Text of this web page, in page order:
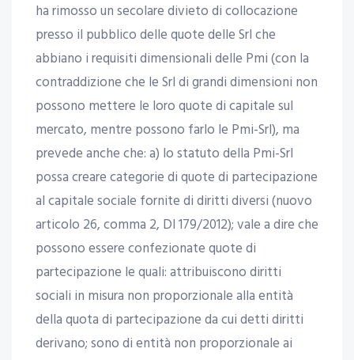
ha rimosso un secolare divieto di collocazione
presso il pubblico delle quote delle Srl che
abbiano i requisiti dimensionali delle Pmi (con la
contraddizione che le Srl di grandi dimensioni non
possono mettere le loro quote di capitale sul
mercato, mentre possono farlo le Pmi-Srl), ma
prevede anche che: a) lo statuto della Pmi-Srl
possa creare categorie di quote di partecipazione
al capitale sociale fornite di diritti diversi (nuovo
articolo 26, comma 2, Dl 179/2012); vale a dire che
possono essere confezionate quote di
partecipazione le quali: attribuiscono diritti
sociali in misura non proporzionale alla entità
della quota di partecipazione da cui detti diritti
derivano; sono di entità non proporzionale ai